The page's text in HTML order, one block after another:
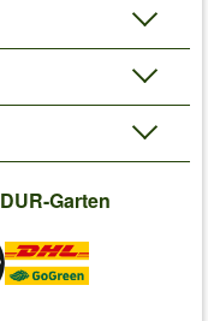
Garten